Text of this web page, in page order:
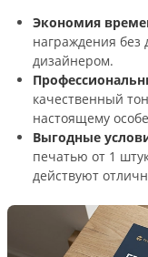
Экономия
награждения без
дизайнером.
качественный
настоящему
Выгодные
печатью от 1
действуют